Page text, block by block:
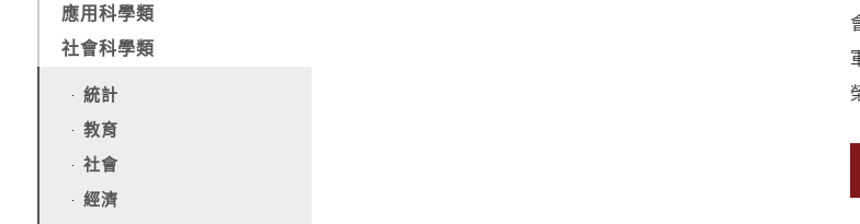
應用科學類
社會科學類
統計
教育
社會
經濟